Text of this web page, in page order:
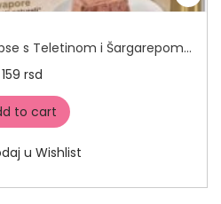
Stuzzy pate pasteta za pse s Teletinom i Šargarepom 150g
159 rsd
to cart
u Wishlist